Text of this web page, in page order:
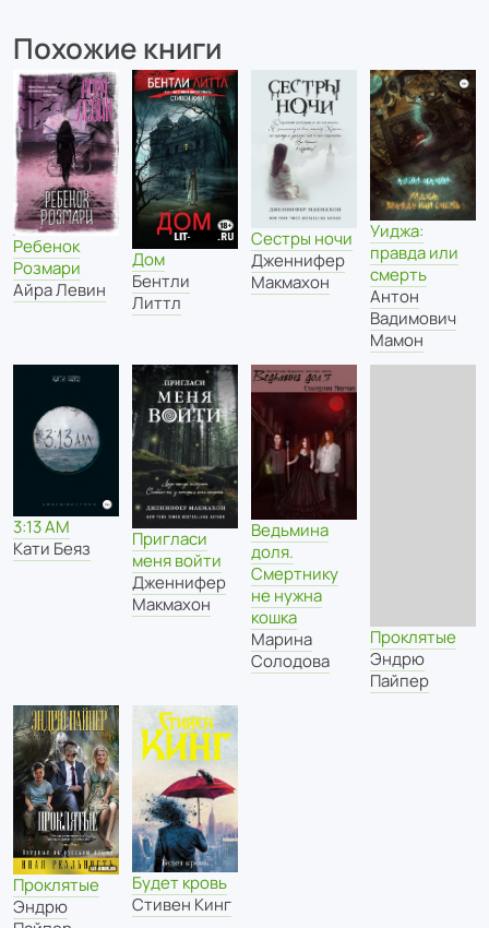
Похожие книги
Ребенок
Розмари
Айра Левин
Дом
Бентли
Литтл
Сестры ночи
Дженнифер
Макмахон
Уиджа:
правда или
смерть
Антон
Вадимович
Мамон
3:13 АМ
Кати Беяз
Пригласи
меня войти
Дженнифер
Макмахон
Ведьмина
доля.
Смертнику
не нужна
кошка
Марина
Солодова
Проклятые
Эндрю
Пайпер
Проклятые
Эндрю
Будет кровь
Стивен Кинг